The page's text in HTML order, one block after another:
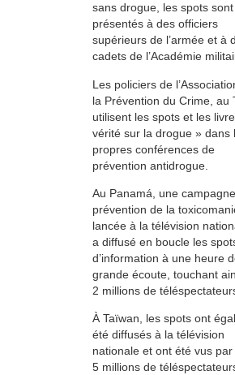
sans drogue, les spots sont
présentés à des officiers
supérieurs de l’armée et à
cadets de l’Académie
Les policiers de
la Prévention du Crime, au
utilisent les spots et les
vérité sur la drogue » dans
propres conférences de
prévention antidrogue.
Au Panamá, une
prévention de la
lancée à la télévision
a diffusé en boucle les
d’information à une heure
grande écoute, touchant
2 millions de
À Taïwan, les spots ont
été diffusés à la télévision
nationale et ont été vus par
5 millions de